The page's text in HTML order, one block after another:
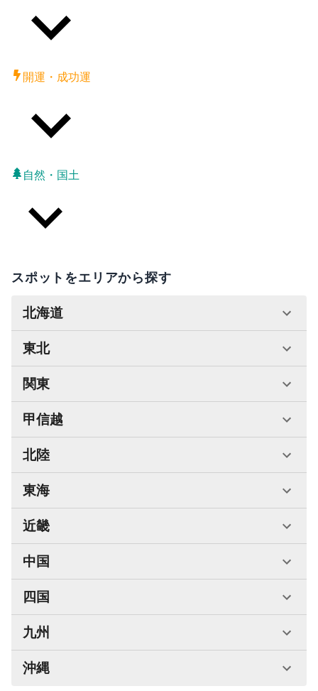
開運・成功運
自然・国土
スポットをエリアから探す
北海道
東北
関東
甲信越
北陸
東海
近畿
中国
四国
九州
沖縄